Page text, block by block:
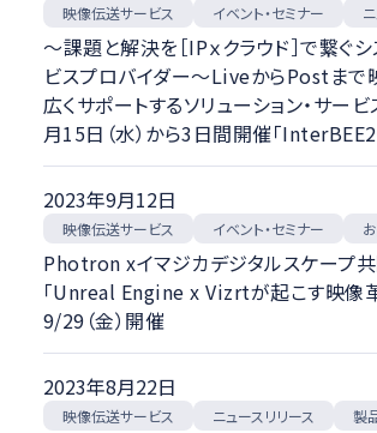
映像伝送サービス イベント・セミナー
～課題と解決を［IPｘクラウド］で繋ぐ
ビスプロバイダー～LiveからPostまで
広くサポートするソリューション・サー
月15日（水）から3日間開催「
2023年9月12日
映像伝送サービス イベント・セミナー
Photron xイマジカデジタルスケープ
「Unreal Engine x Vizrtが起こす映像
9/29（金）開催
2023年8月22日
映像伝送サービス ニュースリリース 製